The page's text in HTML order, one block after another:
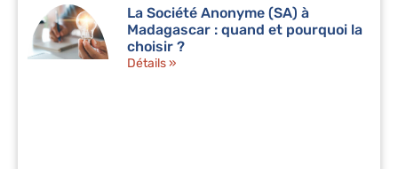
La Société Anonyme (SA) à
Madagascar : quand et pourquoi la
choisir ?
Détails »